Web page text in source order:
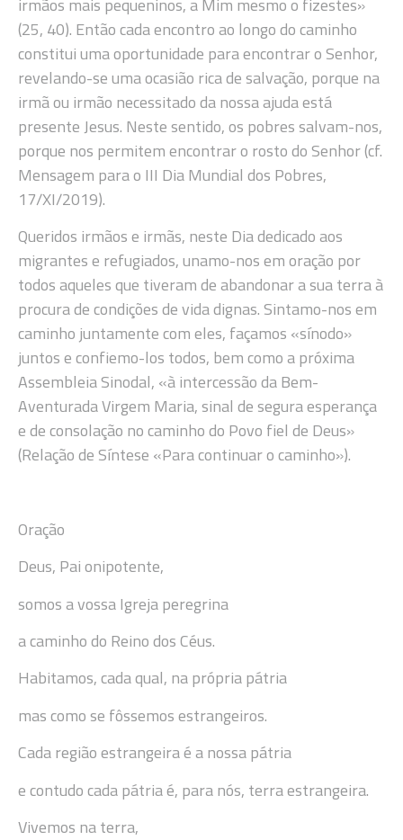
(25, 40). Então cada encontro ao longo do caminho
constitui uma oportunidade para encontrar o Senhor,
revelando-se uma ocasião rica de salvação, porque na
irmã ou irmão necessitado da nossa ajuda está
presente Jesus. Neste sentido, os pobres salvam-nos,
porque nos permitem encontrar o rosto do Senhor (cf.
Mensagem para o III Dia Mundial dos Pobres,
17/XI/2019).
Queridos irmãos e irmãs, neste Dia dedicado aos
migrantes e refugiados, unamo-nos em oração por
todos aqueles que tiveram de abandonar a sua terra à
procura de condições de vida dignas. Sintamo-nos em
caminho juntamente com eles, façamos «sínodo»
juntos e confiemo-los todos, bem como a próxima
Assembleia Sinodal, «à intercessão da Bem-
Aventurada Virgem Maria, sinal de segura esperança
e de consolação no caminho do Povo fiel de Deus»
(Relação de Síntese «Para continuar o caminho»).
Oração
Deus, Pai onipotente,
somos a vossa Igreja peregrina
a caminho do Reino dos Céus.
Habitamos, cada qual, na própria pátria
mas como se fôssemos estrangeiros.
Cada região estrangeira é a nossa pátria
e contudo cada pátria é, para nós, terra estrangeira.
Vivemos na terra,